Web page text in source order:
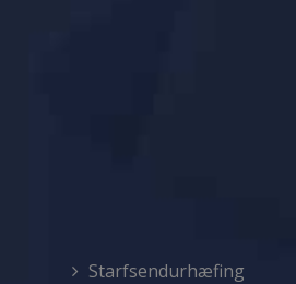
Starfsendurhæfing